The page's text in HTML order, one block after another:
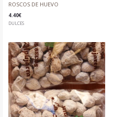
ROSCOS DE HUEVO
4.40€
DULCES